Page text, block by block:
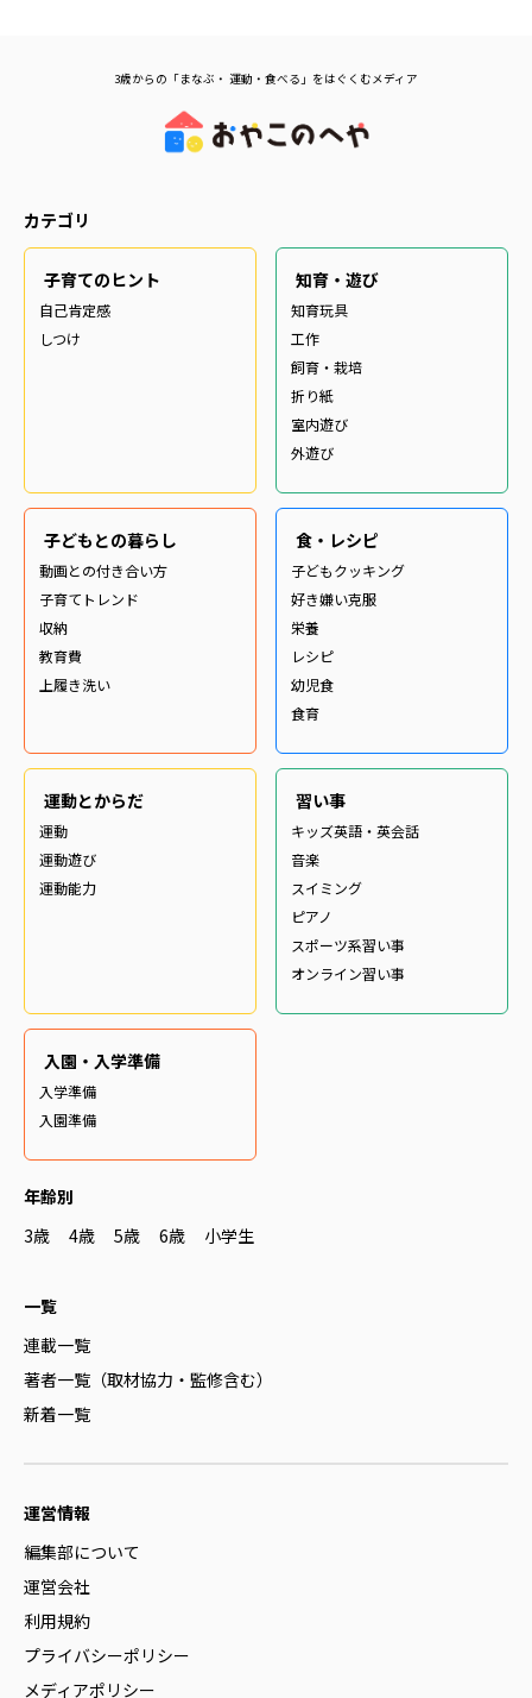
3歳からの「まなぶ・ 運動・食べる」をはぐくむメディア
カテゴリ
子育てのヒント
自己肯定感
しつけ
知育・遊び
知育玩具
工作
飼育・栽培
折り紙
室内遊び
外遊び
子どもとの暮らし
動画との付き合い方
子育てトレンド
収納
教育費
上履き洗い
食・レシピ
子どもクッキング
好き嫌い克服
栄養
レシピ
幼児食
食育
運動とからだ
運動
運動遊び
運動能力
習い事
キッズ英語・英会話
音楽
スイミング
ピアノ
スポーツ系習い事
オンライン習い事
入園・入学準備
入学準備
入園準備
年齢別
3歳
4歳 5歳 6歳 小学生
一覧
連載一覧
著者一覧（取材協力・監修含む）
新着一覧
運営情報
編集部について
運営会社
利用規約
プライバシーポリシー
メディアポリシー